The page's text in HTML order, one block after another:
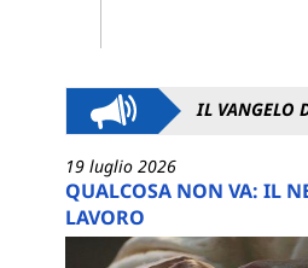
IL VANGELO
19 luglio 2026
QUALCOSA NON VA: IL
LAVORO